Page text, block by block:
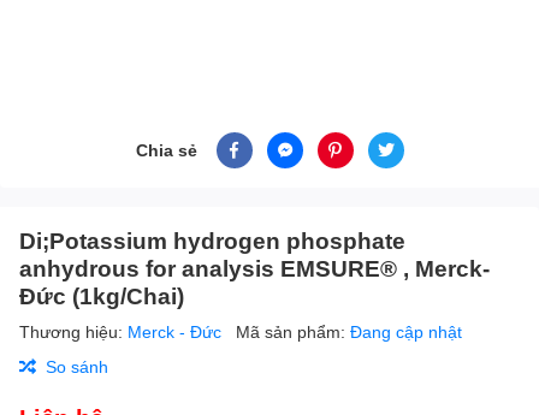
Chia sẻ
Di;Potassium hydrogen phosphate
anhydrous for analysis EMSURE® , Merck-
Đức (1kg/Chai)
Thương hiệu: Merck - Đức Mã sản phẩm: Đang cập nhật
So sánh